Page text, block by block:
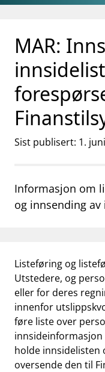
Gå til
Gå til søkesiden
MAR:
Sist publisert: 1.
Informasjon om
og innsending
Listeføring og
Utstedere, og
eller for deres
innenfor
føre liste over
innsideinformasjon
holde innsidelisten
oversende den til